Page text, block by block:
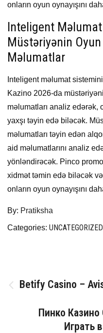
onların oyun oynayışını
Inteligent
Müstəriyənin Oyun
Məlumatlar
Inteligent məlumat
Kazino 2026-da
məlumatları analiz edərək,
yaxşı təyin edə biləcək.
məlumatları təyin edən
aid məlumatlarını analiz
yönləndirəcək. Pinco
xidmət təmin edə biləcək
onların oyun oynayışını
By: Pratiksha
Categories: UNCATEGORIZED
Post
navigation
Betify Casino –
Пинко
Играть